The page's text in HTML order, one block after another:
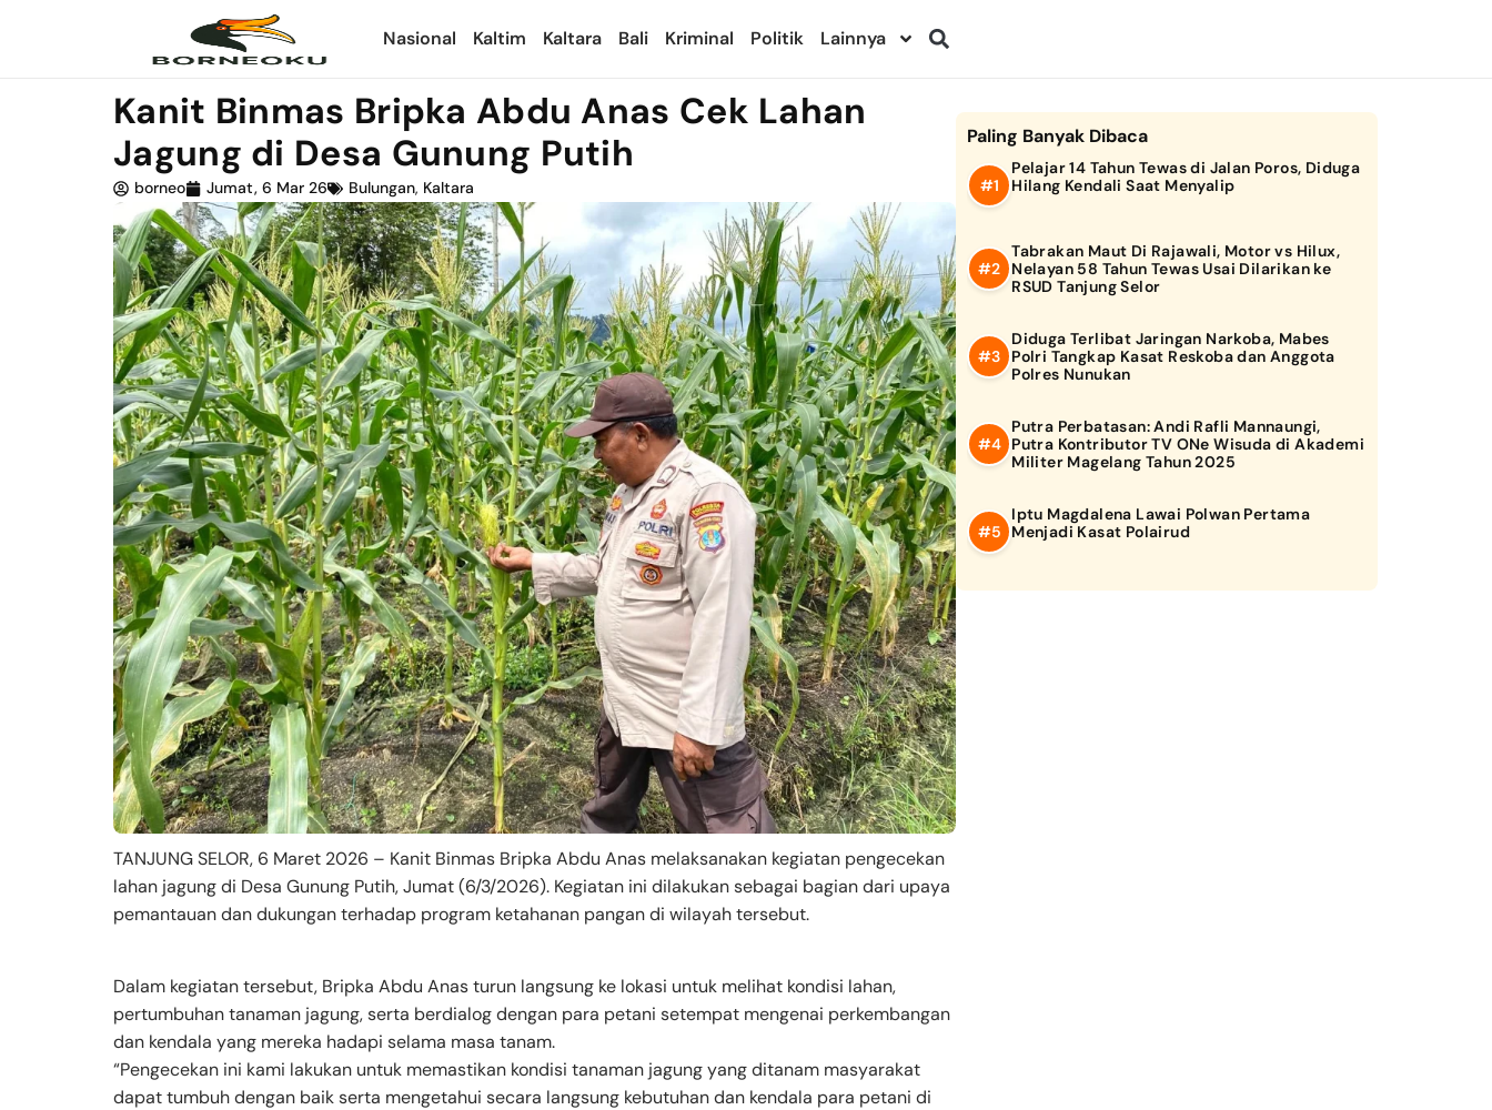
Nasional Kaltim Kaltara Bali Kriminal Politik Lainnya
Kanit Binmas Bripka Abdu Anas Cek Lahan
Jagung di Desa Gunung Putih
borneo Jumat, 6 Mar 26 Bulungan, Kaltara
TANJUNG SELOR, 6 Maret 2026 – Kanit Binmas Bripka Abdu Anas melaksanakan kegiatan pengecekan
lahan jagung di Desa Gunung Putih, Jumat (6/3/2026). Kegiatan ini dilakukan sebagai bagian dari upaya
pemantauan dan dukungan terhadap program ketahanan pangan di wilayah tersebut.
Dalam kegiatan tersebut, Bripka Abdu Anas turun langsung ke lokasi untuk melihat kondisi lahan,
pertumbuhan tanaman jagung, serta berdialog dengan para petani setempat mengenai perkembangan
dan kendala yang mereka hadapi selama masa tanam.
“Pengecekan ini kami lakukan untuk memastikan kondisi tanaman jagung yang ditanam masyarakat
dapat tumbuh dengan baik serta mengetahui secara langsung kebutuhan dan kendala para petani di
Paling Banyak Dibaca
Pelajar 14 Tahun Tewas di Jalan Poros, Diduga
Hilang Kendali Saat Menyalip
Tabrakan Maut Di Rajawali, Motor vs Hilux,
Nelayan 58 Tahun Tewas Usai Dilarikan ke
RSUD Tanjung Selor
Diduga Terlibat Jaringan Narkoba, Mabes
Polri Tangkap Kasat Reskoba dan Anggota
Polres Nunukan
Putra Perbatasan: Andi Rafli Mannaungi,
Putra Kontributor TV ONe Wisuda di Akademi
Militer Magelang Tahun 2025
Iptu Magdalena Lawai Polwan Pertama
Menjadi Kasat Polairud